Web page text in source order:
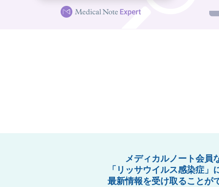
メディカルノート会員
「リッサウイルス感染症」
最新情報を受け取ることが